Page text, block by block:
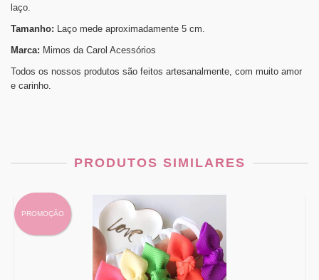
laço.
Tamanho: Laço mede aproximadamente 5 cm.
Marca: Mimos da Carol Acessórios
Todos os nossos produtos são feitos artesanalmente, com muito amor
e carinho.
PRODUTOS SIMILARES
PROMOÇÃO